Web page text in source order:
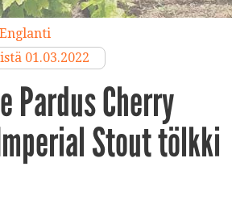
Englanti
01.03.2022
Pardus Cherry
Stout tölkki